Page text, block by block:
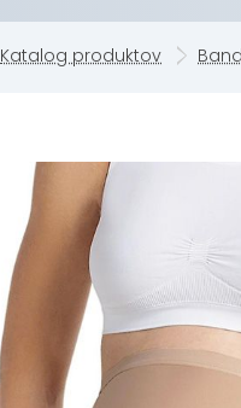
Katalog produktov